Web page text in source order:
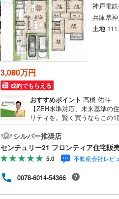
神戸電
兵庫県
土地
3,080万円
成約でもらえる
おすすめポイント 高橋 佑斗
【ZEH水準対応、未来基準の
リティを。賢く買うならこの
可能＜立地＞・JR山陽本線「
約6分・駒ヶ林中学校まで徒
1分・コンビニ「ローソンス
DK広々20帖・駐車2台可能・
す・通勤通学にも便利な3WAY
シルバー推奨店
センチュリー21 フロンティア住宅
5.0 不動産会社レビ
0078-6014-54366
この
たつの市(0)
加古郡稲美町(0)
神崎郡福崎町(0 )
赤穂郡上郡町(0)
美方郡新温泉町
この
この